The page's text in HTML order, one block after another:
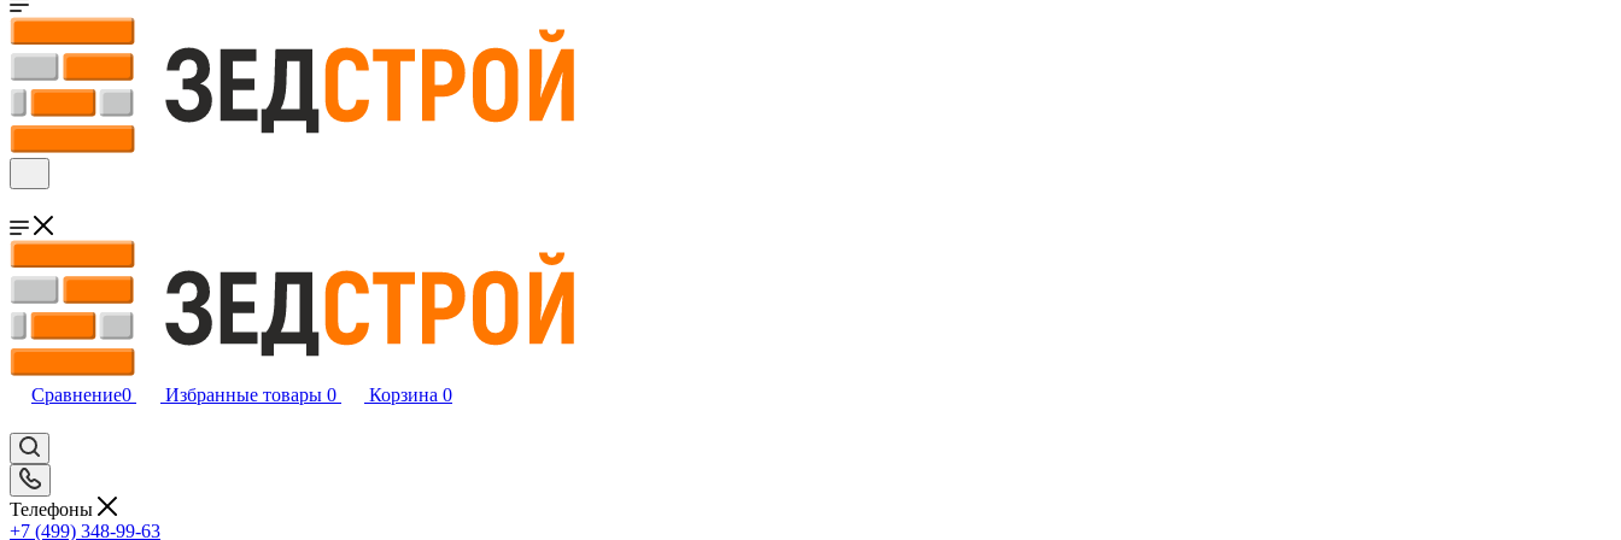
Сравнение0 Избранные товары 0 Корзина 0
Телефоны
+7 (499) 348-99-63